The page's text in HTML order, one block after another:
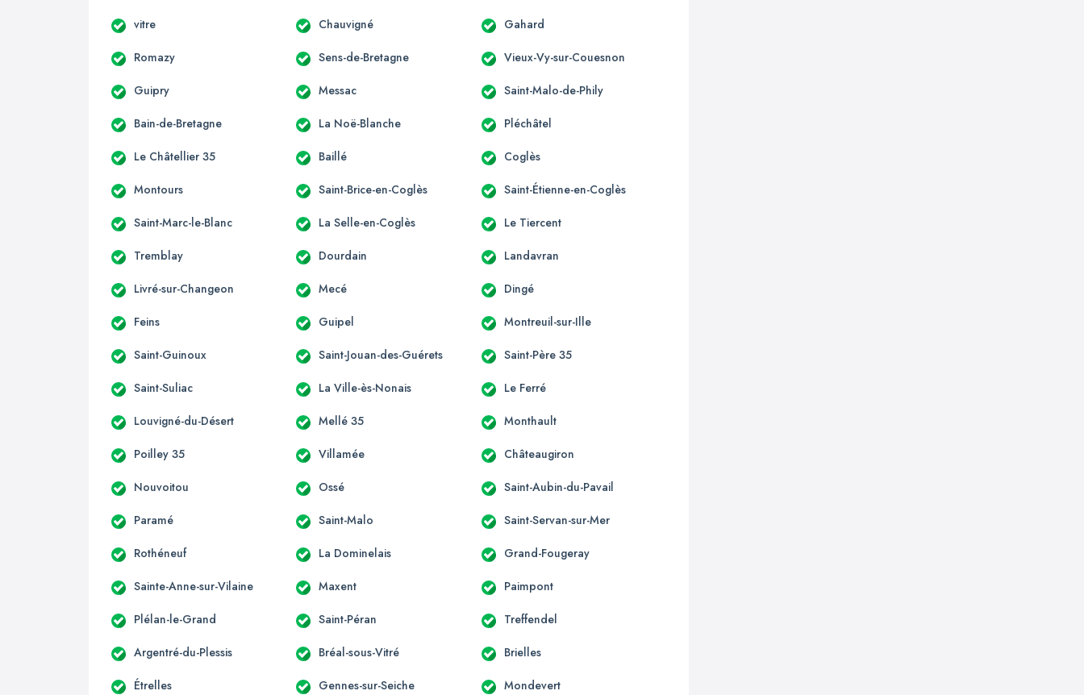
vitre Chauvigné Gahard
Romazy Sens-de-Bretagne Vieux-Vy-sur-Couesnon
Guipry Messac Saint-Malo-de-Phily
Bain-de-Bretagne La Noë-Blanche Pléchâtel
Le Châtellier 35 Baillé Coglès
Montours Saint-Brice-en-Coglès Saint-Étienne-en-Coglès
Saint-Marc-le-Blanc La Selle-en-Coglès Le Tiercent
Tremblay Dourdain Landavran
Livré-sur-Changeon Mecé Dingé
Feins Guipel Montreuil-sur-Ille
Saint-Guinoux Saint-Jouan-des-Guérets Saint-Père 35
Saint-Suliac La Ville-ès-Nonais Le Ferré
Louvigné-du-Désert Mellé 35 Monthault
Poilley 35 Villamée Châteaugiron
Nouvoitou Ossé Saint-Aubin-du-Pavail
Paramé Saint-Malo Saint-Servan-sur-Mer
Rothéneuf La Dominelais Grand-Fougeray
Sainte-Anne-sur-Vilaine Maxent Paimpont
Plélan-le-Grand Saint-Péran Treffendel
Argentré-du-Plessis Bréal-sous-Vitré Brielles
Étrelles Gennes-sur-Seiche Mondevert